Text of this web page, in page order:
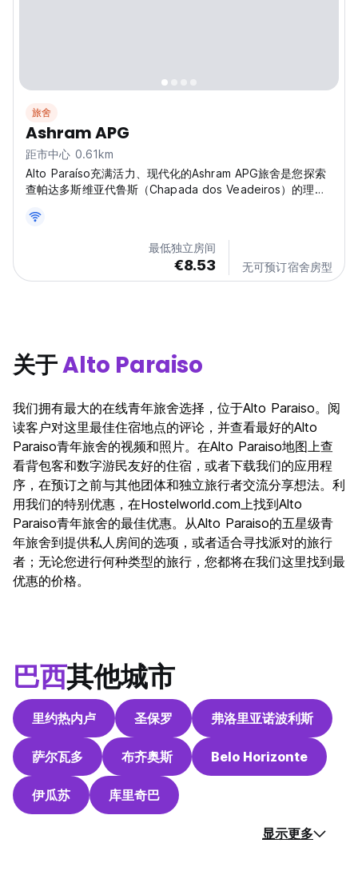
旅舍
Ashram APG
距市中心 0.61km
Alto Paraíso充满活力、现代化的Ashram APG旅舍是您探索
查帕达多斯维亚代鲁斯（Chapada dos Veadeiros）的理想
秘旅舍。 (Auto-translated from original language)
最低独立房间
€8.53 无可预订宿舍房型
关于Alto Paraiso
我们拥有最大的在线青年旅舍选择，位于Alto Paraiso。阅
读客户对这里最佳住宿地点的评论，并查看最好的Alto
Paraiso青年旅舍的视频和照片。在Alto Paraiso地图上查
看背包客和数字游民友好的住宿，或者下载我们的应用程
序，在预订之前与其他团体和独立旅行者交流分享想法。利
用我们的特别优惠，在Hostelworld.com上找到Alto
Paraiso青年旅舍的最佳优惠。从Alto Paraiso的五星级青
年旅舍到提供私人房间的选项，或者适合寻找派对的旅行
者；无论您进行何种类型的旅行，您都将在我们这里找到最
优惠的价格。
巴西其他城市
里约热内卢 圣保罗 弗洛里亚诺波利斯
萨尔瓦多 布齐奥斯 Belo Horizonte
伊瓜苏 库里奇巴
显示更多